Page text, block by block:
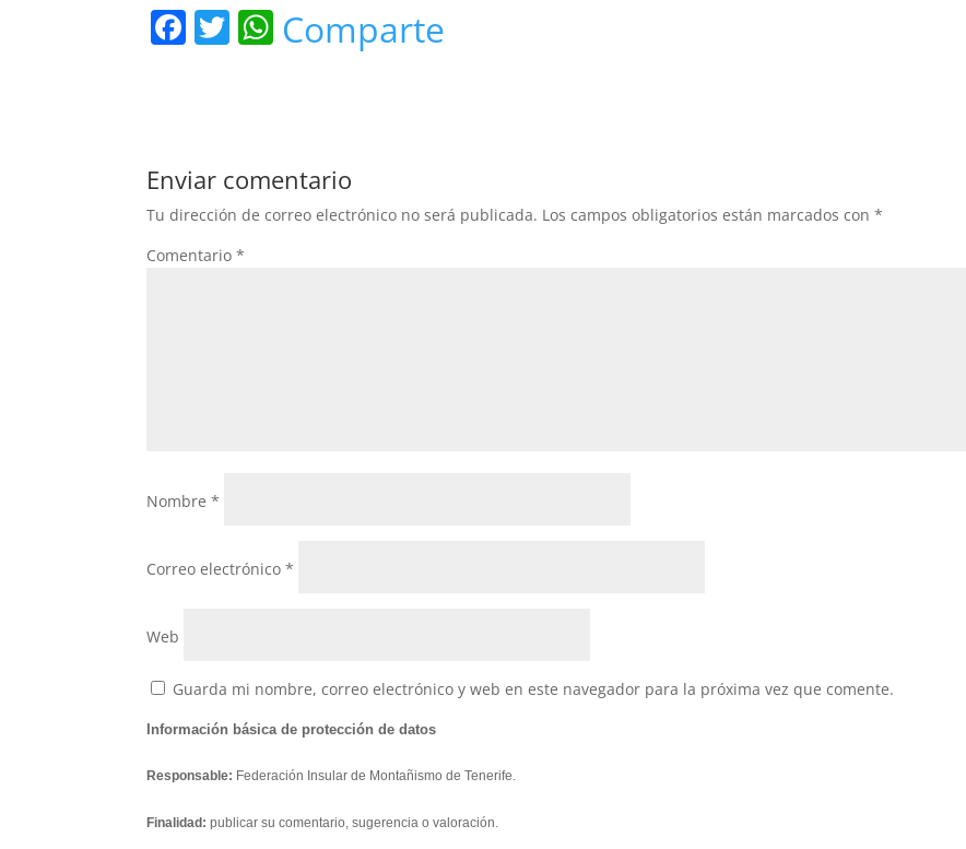
F
b
o
o
k
T W
A
p
p
Comparte
Enviar comentario
Tu dirección de correo electrónico no será publicada. Los campos obligatorios están marcados con*
Comentario*
Nombre*
Correo electrónico*
Web
Guarda mi nombre, correo electrónico y web en este navegador para la próxima vez que comente.
Información básica de protección de datos
Responsable: Federación Insular de Montañismo de Tenerife.
Finalidad: publicar su comentario, sugerencia o valoración.